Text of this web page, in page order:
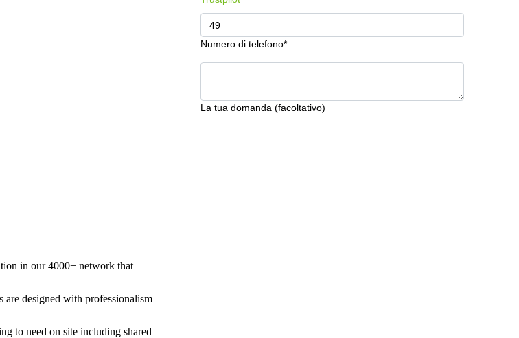
Numero di telefono*
La tua domanda (facoltativo)
in our 4000+ network that
designed with professionalism
to need on site including shared